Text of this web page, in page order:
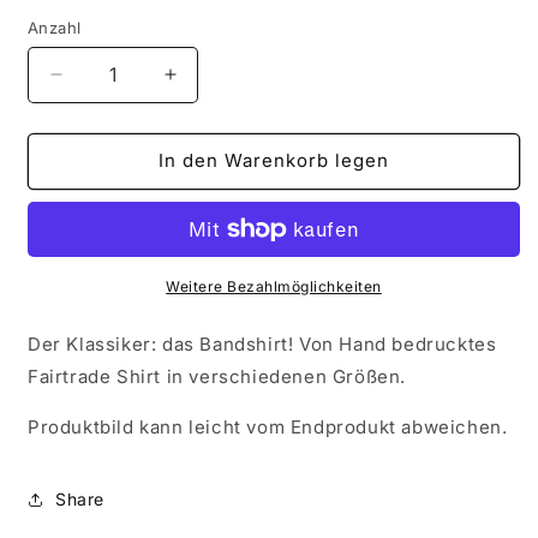
Anzahl
Verringere
die
Menge
Avalanche
Shirt
Erhöhe
die
Menge
für
Avalanche
Shirt
In den Warenkorb legen
Weitere Bezahlmöglichkeiten
Der Klassiker: das Bandshirt! Von Hand bedrucktes
Fairtrade Shirt in verschiedenen Größen.
Produktbild kann leicht vom Endprodukt abweichen.
Share